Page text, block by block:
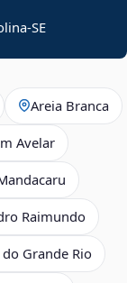
-SE
Areia Branca
Avelar
Raimundo
Grande Rio